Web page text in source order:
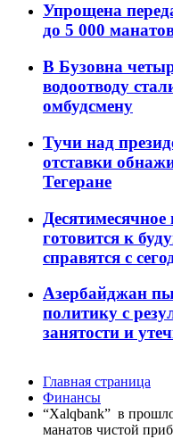
Упрощена
до 5 000
В Бузовна
водоотводу
омбудсмену
Тучи над
отставки
Тегеране
готовится к
справятся с
Азербайджан
политику с
занятости и
Главная страница
Финансы
“Xalqbank” в
манатов чистой